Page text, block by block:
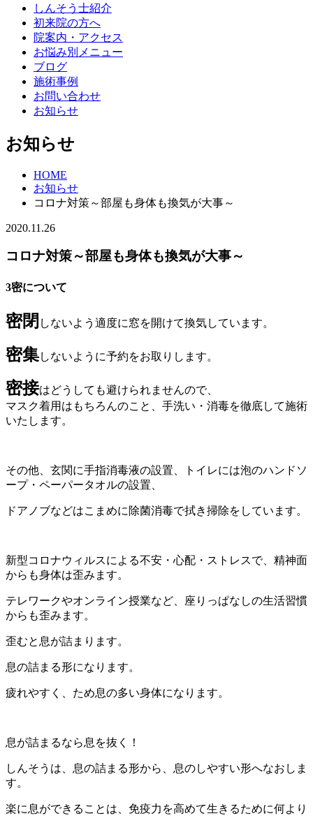
しんそう士紹介
初来院の方へ
院案内・アクセス
お悩み別メニュー
ブログ
施術事例
お問い合わせ
お知らせ
お知らせ
HOME
お知らせ
コロナ対策～部屋も身体も換気が大事～
2020.11.26
コロナ対策～部屋も身体も換気が大事～
3密について
密閉 しないよう適度に窓を開けて換気しています。
密集しないように予約をお取りします。
密接はどうしても避けられませんので、
マスク着用はもちろんのこと、手洗い・消毒を徹底して施術
いたします。
その他、玄関に手指消毒液の設置、トイレには泡のハンドソ
ープ・ペーパータオルの設置、
ドアノブなどはこまめに除菌消毒で拭き掃除をしています。
新型コロナウィルスによる不安・心配・ストレスで、精神面
からも身体は歪みます。
テレワークやオンライン授業など、座りっぱなしの生活習慣
からも歪みます。
歪むと息が詰まります。
息の詰まる形になります。
疲れやすく、ため息の多い身体になります。
息が詰まるなら息を抜く！
しんそうは、息の詰まる形から、息のしやすい形へなおしま
す。
楽に息ができることは、免疫力を高めて生きるために何より